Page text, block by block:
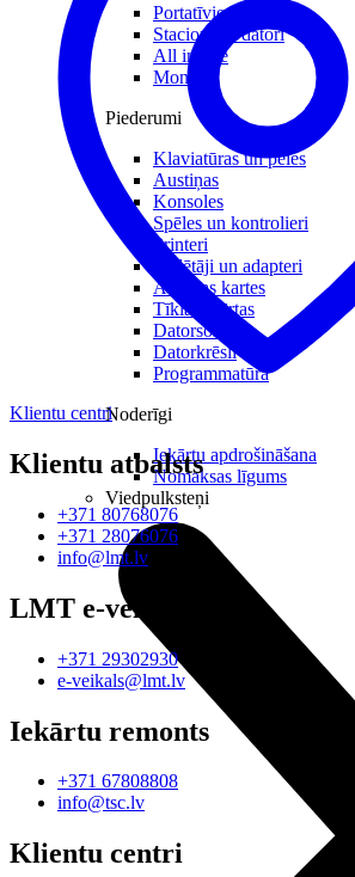
Portatīvie datori
Stacionārie datori
All in one
Monitori
Piederumi
Klaviatūras un peles
Austiņas
Konsoles
Spēles un kontrolieri
Printeri
Lādētāji un adapteri
Atmiņas kartes
Tīkla iekārtas
Datorsomas
Datorkrēsli
Programmatūra
Noderīgi
Iekārtu apdrošināšana
Nomaksas līgums
Viedpulksteņi
Klientu centri
Klientu atbalsts
+371 80768076
+371 28076076
info@lmt.lv
LMT e-veikals
+371 29302930
e-veikals@lmt.lv
Iekārtu remonts
+371 67808808
info@tsc.lv
Klientu centri